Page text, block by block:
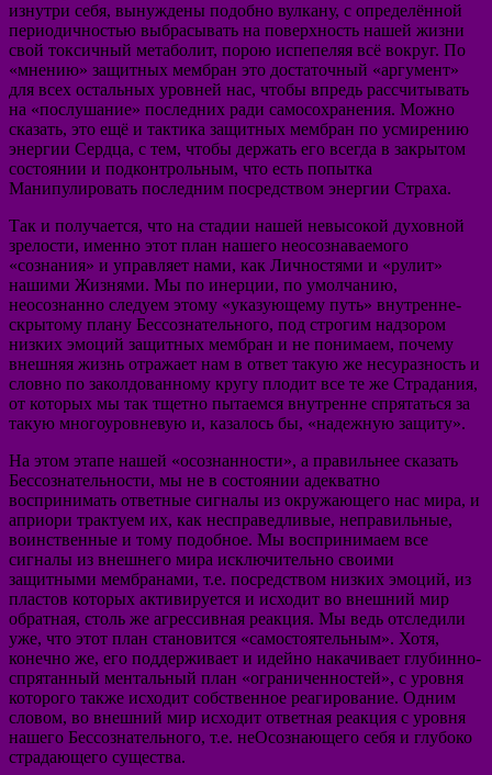
изнутри себя, вынуждены подобно вулкану, с определённой
периодичностью выбрасывать на поверхность нашей жизни
свой токсичный метаболит, порою испепеляя всё вокруг. По
«мнению» защитных мембран это достаточный «аргумент»
для всех остальных уровней нас, чтобы впредь рассчитывать
на «послушание» последних ради самосохранения. Можно
сказать, это ещё и тактика защитных мембран по усмирению
энергии Сердца, с тем, чтобы держать его всегда в закрытом
состоянии и подконтрольным, что есть попытка
Манипулировать последним посредством энергии Страха.
Так и получается, что на стадии нашей невысокой духовной
зрелости, именно этот план нашего неосознаваемого
«сознания» и управляет нами, как Личностями и «рулит»
нашими Жизнями. Мы по инерции, по умолчанию,
неосознанно следуем этому «указующему путь» внутренне-
скрытому плану Бессознательного, под строгим надзором
низких эмоций защитных мембран и не понимаем, почему
внешняя жизнь отражает нам в ответ такую же несуразность и
словно по заколдованному кругу плодит все те же Страдания,
от которых мы так тщетно пытаемся внутренне спрятаться за
такую многоуровневую и, казалось бы, «надежную защиту».
На этом этапе нашей «осознанности», а правильнее сказать
Бессознательности, мы не в состоянии адекватно
воспринимать ответные сигналы из окружающего нас мира, и
априори трактуем их, как несправедливые, неправильные,
воинственные и тому подобное. Мы воспринимаем все
сигналы из внешнего мира исключительно своими
защитными мембранами, т.е. посредством низких эмоций, из
пластов которых активируется и исходит во внешний мир
обратная, столь же агрессивная реакция. Мы ведь отследили
уже, что этот план становится «самостоятельным». Хотя,
конечно же, его поддерживает и идейно накачивает глубинно-
спрятанный ментальный план «ограниченностей», с уровня
которого также исходит собственное реагирование. Одним
словом, во внешний мир исходит ответная реакция с уровня
нашего Бессознательного, т.е. неОсознающего себя и глубоко
страдающего существа.